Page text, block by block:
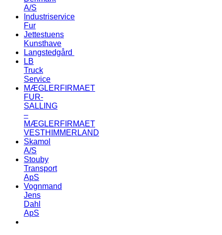
A/S
Industriservice
Fur
Jettestuens
Kunsthave
Langstedgård
LB
Truck
Service
MÆGLERFIRMAET
FUR-
SALLING
–
MÆGLERFIRMAET
VESTHIMMERLAND
Skamol
A/S
Stouby
Transport
ApS
Vognmand
Jens
Dahl
ApS